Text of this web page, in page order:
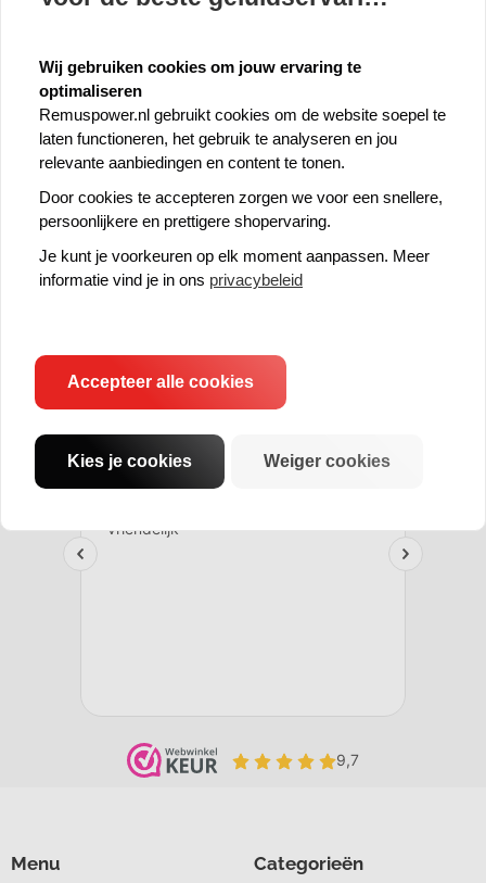
2-cyinder, 4-stroke
67,5 kW 2023=>
€ 627,17
Prijs per stuk
HONDA CB750 Hornet
2-cyinder, 4-stroke
€ 646,69
Prijs per stuk
Veel uit fabrieksvoorraad leverbaar
Categorieën
Menu
Wij gebruiken cookies om jouw ervaring te
optimaliseren
Remuspower.nl gebruikt cookies om de website soepel te
laten functioneren, het gebruik te analyseren en jou
relevante aanbiedingen en content te tonen.
Door cookies te accepteren zorgen we voor een snellere,
persoonlijkere en prettigere shopervaring.
Je kunt je voorkeuren op elk moment aanpassen. Meer
informatie vind je in ons privacybeleid
Accepteer alle cookies
Kies je cookies Weiger cookies